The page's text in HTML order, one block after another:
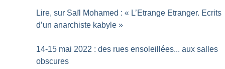
Lire, sur Saïl Mohamed : « L’Etrange Etranger. Ecrits
d’un anarchiste kabyle »
14-15 mai 2022 : des rues ensoleillées... aux salles
obscures